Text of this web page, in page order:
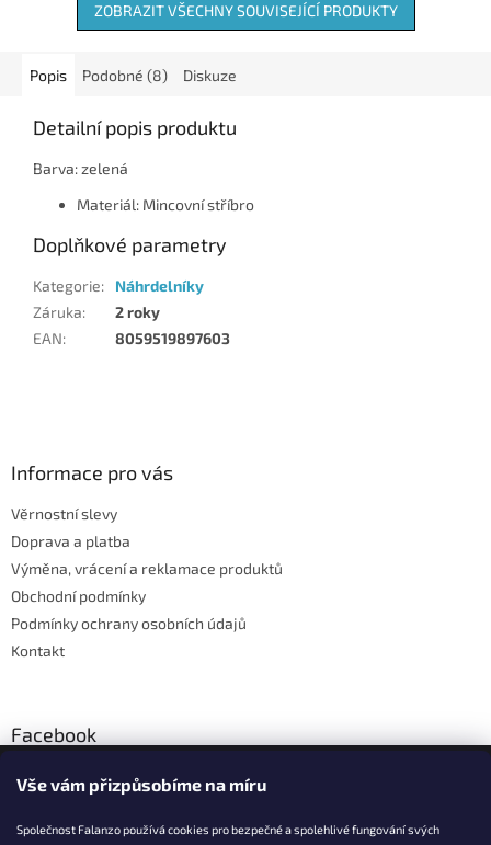
Vše vám přizpůsobíme na míru
Společnost Falanzo používá cookies pro bezpečné a spolehlivé fungování svých
ZOBRAZIT VŠECHNY SOUVISEJÍCÍ PRODUKTY
Popis Podobné (8) Diskuze
Detailní popis produktu
Barva: zelená
Materiál: Mincovní stříbro
Doplňkové parametry
Kategorie:
Náhrdelníky
Záruka:
2 roky
EAN: 8059519897603
Informace pro vás
Věrnostní slevy
Doprava a platba
Výměna, vrácení a reklamace produktů
Obchodní podmínky
Podmínky ochrany osobních údajů
Kontakt
Facebook